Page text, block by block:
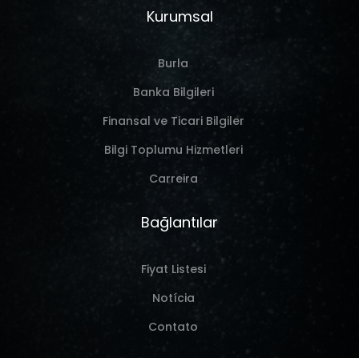
Kurumsal
Burla
Banka Bilgileri
Finansal ve Ticari Bilgiler
Bilgi Toplumu Hizmetleri
Carreira
Bağlantılar
Fiyat Listesi
Notícia
Contato